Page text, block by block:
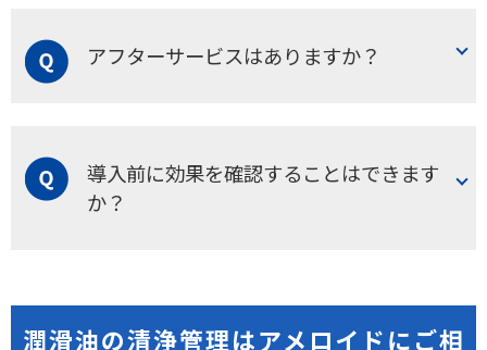
よう機種選定します。
実際には遠隔監視によりフィルタの稼働状況を常時モニタ
アフターサービスはありますか？
え、定期点検やフィルタ交換、緊急対応などのメンテナン
スサービスに対応しています。潤滑油の清浄度維持はもち
導入前に効果を確認することはできます
か？
潤滑油の清浄管理はアメロイドにご相